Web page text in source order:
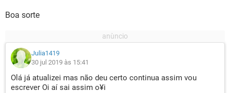
Boa sorte
Julia1419
30 jul 2019 às 15:41
Olá já atualizei mas não deu certo continua assim vou
escrever Oi aí sai assim o¥i